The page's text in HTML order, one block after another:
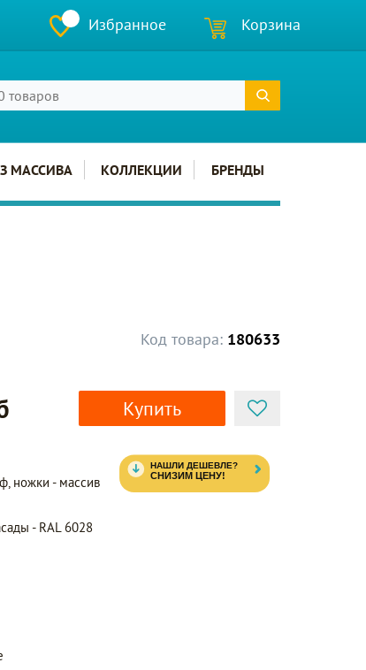
Избранное Корзина
МАССИВА КОЛЛЕКЦИИ БРЕНДЫ
Код товара: 180633
Купить
ножки - массив
- RAL 6028